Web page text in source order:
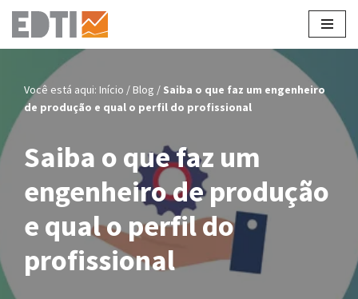
Pular
conteúdo
Você está aqui: Início / Blog / Saiba o que faz um engenheiro
de produção e qual o perfil do profissional
Saiba o que faz um
engenheiro de produção
e qual o perfil do
profissional